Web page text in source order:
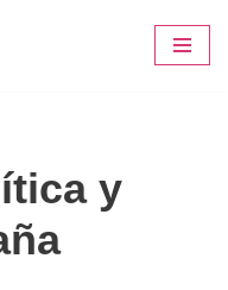
y